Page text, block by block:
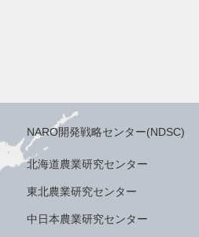
NARO開発戦略センター(NDSC)
北海道農業研究センター
東北農業研究センター
中日本農業研究センター